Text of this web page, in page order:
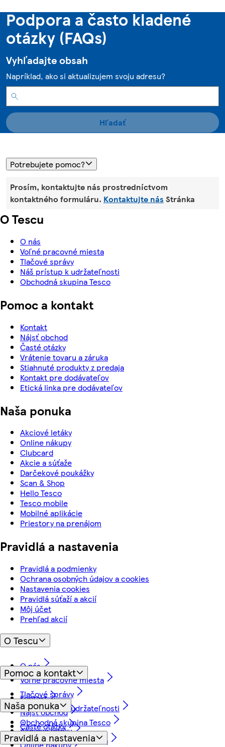
Podpora a často kladené
otázky (FAQs)
Vyhľadajte obsah
Napríklad, ako si aktualizujem svoju adresu?
Hľadať
Potrebujete pomoc?
Prosím, kontaktujte nás prostredníctvom
kontaktného formuláru. Kontaktujte nás Stránka
O Tescu
O nás
Voľné pracovné miesta
Tlačové správy
Náš prístup k udržateľnosti
Obchodná skupina Tesco
Pomoc a kontakt
Kontakt
Nájsť obchod
Časté otázky
Vrátenie tovaru a záruka
Stiahnuté produkty z predaja
Kontakt pre dodávateľov
Etická linka pre dodávateľov
Naša ponuka
Akciové letáky
Online nákupy
Clubcard
Akcie a súťaže
Darčekové poukážky
Scan & Shop
Hello Tesco
Tesco mobile
Mobilné aplikácie
Priestory na prenájom
Pravidlá a nastavenia
Pravidlá a podmienky
Ochrana osobných údajov a cookies
Nastavenia cookies
Pravidlá súťaží a akcií
Môj účet
Prehľad akcií
O Tescu
O nás
Voľné pracovné miesta
Tlačové správy
Náš prístup k udržateľnosti
Obchodná skupina Tesco
Pomoc a kontakt
Kontakt
Nájsť obchod
Časté otázky
Vrátenie tovaru a záruka
Naša ponuka
Akciové letáky
Online nákupy
Pravidlá a nastavenia